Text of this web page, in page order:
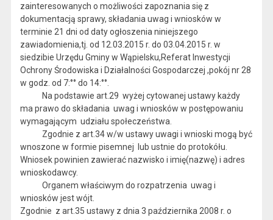
zainteresowanych o możliwości zapoznania się z
dokumentacją sprawy, składania uwag i wniosków w
terminie 21 dni od daty ogłoszenia niniejszego
zawiadomienia,tj. od 12.03.2015 r. do 03.04.2015 r. w
siedzibie Urzędu Gminy w Wąpielsku,Referat Inwestycji
Ochrony Środowiska i Działalności Gospodarczej ,pokój nr 28
w godz. od 7:°° do 14:°°.
Na podstawie art.29 wyżej cytowanej ustawy każdy
ma prawo do składania uwag i wniosków w postępowaniu
wymagającym udziału społeczeństwa.
Zgodnie z art.34 w/w ustawy uwagi i wnioski mogą być
wnoszone w formie pisemnej lub ustnie do protokółu.
Wniosek powinien zawierać nazwisko i imię(nazwę) i adres
wnioskodawcy.
Organem właściwym do rozpatrzenia uwag i
wniosków jest wójt.
Zgodnie z art.35 ustawy z dnia 3 października 2008 r. o